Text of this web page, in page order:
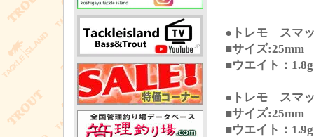
●トレモ スマ
■サイズ:25mm
■ウエイト：1.8g
●トレモ スマ
■サイズ:25mm
■ウエイト：1.9g